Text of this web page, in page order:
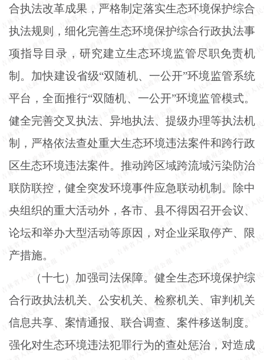
合执法改革成果，严格制定落实生态环境保护综合
执法规则，细化完善生态环境保护综合行政执法事
项指导目录，研究建立生态环境监管尽职免责机
制。加快建设省级“双随机、一公开”环境监管系统
平台，全面推行“双随机、一公开”环境监管模式。
健全完善交叉执法、异地执法、提级办理等执法机
制，严格依法查处重大生态环境违法案件和跨行政
区生态环境违法案件。推动跨区域跨流域污染防治
联防联控，健全突发环境事件应急联动机制。除中
央组织的重大活动外，各市、县不得因召开会议、
论坛和举办大型活动等原因，对企业采取停产、限
产措施。
（十七）加强司法保障。健全生态环境保护综
合行政执法机关、公安机关、检察机关、审判机关
信息共享、案情通报、联合调查、案件移送制度。
强化对生态环境违法犯罪行为的查处惩治，对造成